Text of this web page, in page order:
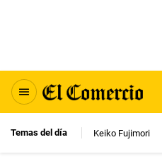
Temas del día Keiko Fujimori